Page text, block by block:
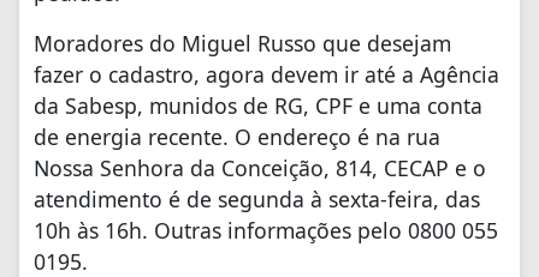
Moradores do Miguel Russo que desejam
fazer o cadastro, agora devem ir até a Agência
da Sabesp, munidos de RG, CPF e uma conta
de energia recente. O endereço é na rua
Nossa Senhora da Conceição, 814, CECAP e o
atendimento é de segunda à sexta-feira, das
10h às 16h. Outras informações pelo 0800 055
0195.